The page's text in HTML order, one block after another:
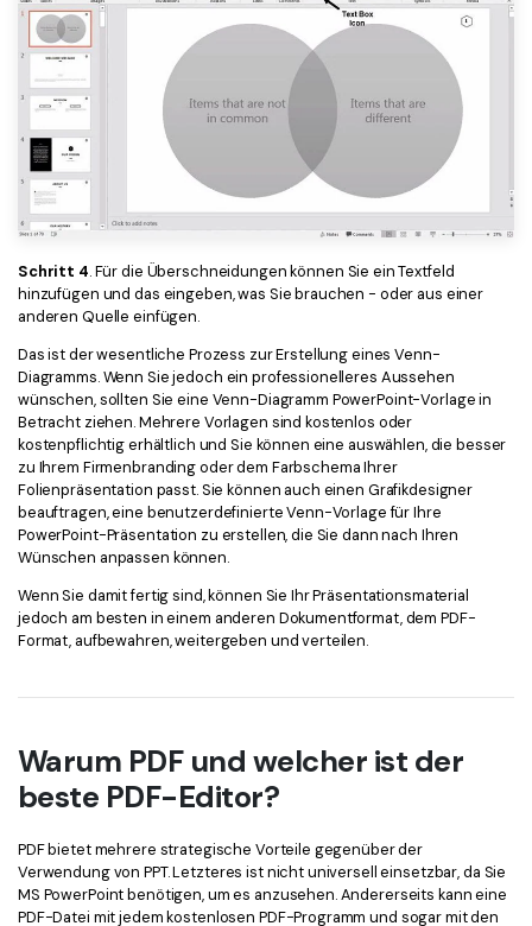
Schritt 4. Für die Überschneidungen können Sie ein Textfeld
hinzufügen und das eingeben, was Sie brauchen - oder aus einer
anderen Quelle einfügen.
Das ist der wesentliche Prozess zur Erstellung eines Venn-
Diagramms. Wenn Sie jedoch ein professionelleres Aussehen
wünschen, sollten Sie eine Venn-Diagramm PowerPoint-Vorlage in
Betracht ziehen. Mehrere Vorlagen sind kostenlos oder
kostenpflichtig erhältlich und Sie können eine auswählen, die besser
zu Ihrem Firmenbranding oder dem Farbschema Ihrer
Folienpräsentation passt. Sie können auch einen Grafikdesigner
beauftragen, eine benutzerdefinierte Venn-Vorlage für Ihre
PowerPoint-Präsentation zu erstellen, die Sie dann nach Ihren
Wünschen anpassen können.
Wenn Sie damit fertig sind, können Sie Ihr Präsentationsmaterial
jedoch am besten in einem anderen Dokumentformat, dem PDF-
Format, aufbewahren, weitergeben und verteilen.
Warum PDF und welcher ist der
beste PDF-Editor?
PDF bietet mehrere strategische Vorteile gegenüber der
Verwendung von PPT. Letzteres ist nicht universell einsetzbar, da Sie
MS PowerPoint benötigen, um es anzusehen. Andererseits kann eine
PDF-Datei mit jedem kostenlosen PDF-Programm und sogar mit den